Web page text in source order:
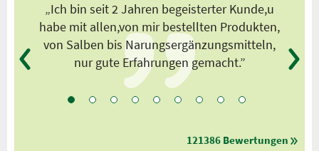
„Ich bin seit 2 Jahren begeisterter Kunde,u
habe mit allen,von mir bestellten Produkten,
von Salben bis Narungsergänzungsmitteln,
nur gute Erfahrungen gemacht.”
121386 Bewertungen